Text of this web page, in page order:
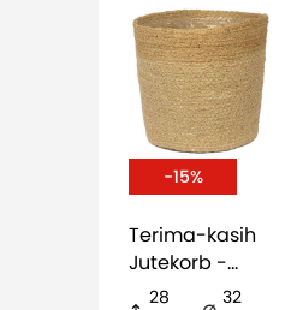
-15%
Terima-kasih
Jutekorb -
natürlich
28
32